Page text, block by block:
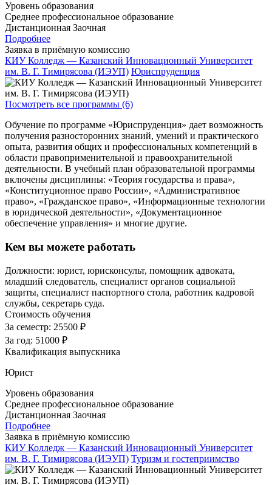
Уровень образования
Среднее профессиональное образование
Дистанционная Заочная
Подробнее
Заявка в приёмную комиссию
КИУ Колледж — Казанский Инновационный Университет
им. В. Г. Тимирясова (ИЭУП) Юриспруденция
Посмотреть все программы (6)
Обучение по программе «Юриспруденция» дает возможность
получения разносторонних знаний, умений и практического
опыта, развития общих и профессиональных компетенций в
области правоприменительной и правоохранительной
деятельности. В учебный план образовательной программы
включены дисциплины: «Теория государства и права»,
«Конституционное право России», «Административное
право», «Гражданское право», «Информационные технологии
в юридической деятельности», «Документационное
обеспечение управления» и многие другие.
Кем вы можете работать
Должности: юрист, юрисконсульт, помощник адвоката,
младший следователь, специалист органов социальной
защиты, специалист паспортного стола, работник кадровой
службы, секретарь суда.
Стоимость обучения
За семестр: 25500 ₽
За год: 51000 ₽
Квалификация выпускника
Юрист
Уровень образования
Среднее профессиональное образование
Дистанционная Заочная
Подробнее
Заявка в приёмную комиссию
КИУ Колледж — Казанский Инновационный Университет
им. В. Г. Тимирясова (ИЭУП) Туризм и гостеприимство